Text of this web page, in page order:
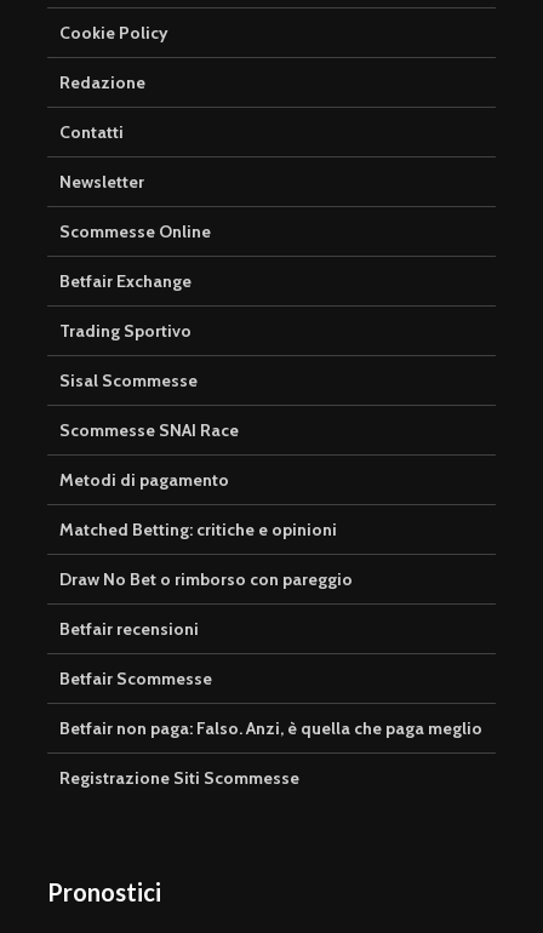
Cookie Policy
Redazione
Contatti
Newsletter
Scommesse Online
Betfair Exchange
Trading Sportivo
Sisal Scommesse
Scommesse SNAI Race
Metodi di pagamento
Matched Betting: critiche e opinioni
Draw No Bet o rimborso con pareggio
Betfair recensioni
Betfair Scommesse
Betfair non paga: Falso. Anzi, è quella che paga meglio
Registrazione Siti Scommesse
Pronostici